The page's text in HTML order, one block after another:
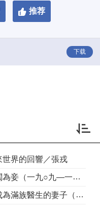
推荐
下载
界的回響／張戎
一、「三寸金蓮」 ——嫁給軍閥為妾（一九○九—一九三三年）
二、「喝涼水也是甜的」 ——成為滿族醫生的妻子（一九三三—一九三八）